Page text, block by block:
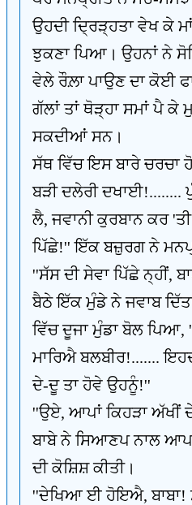
ਉਹਦੀ ਦ੍ਰਿੜ੍ਹਤਾ ਵੇਖ ਕੇ
ਝੁਕਣਾ ਪਿਆ। ਉਹਨਾਂ ਨੇ
ਵੇਲੇ ਰੌਲ਼ਾ ਪਾਉਣ ਦਾ ਕੋਈ
ਗੱਲਾਂ ਤਾਂ ਥੋੜ੍ਹਾ ਸਮਾਂ ਪੈ ਕੇ
ਸਕਦੀਆਂ ਸਨ।
ਸੱਥ ਵਿੱਚ ਇਸ ਬਾਰੇ ਚਰਚਾ
ਬੜੀ ਦਲੇਰੀ
ਲੈ, ਜਵਾਨੀ ਕੁਰਬਾਨ ਕਰ
ਪਿੱਛੇ!'' ਇੱਕ ਬਜ਼ੁਰਗ ਨੇ
''ਸੱਸ ਦੀ ਸੇਵਾ ਪਿੱਛੇ ਨ੍ਹੀਂ,
ਬੈਠੇ ਇੱਕ ਮੁੰਡੇ ਨੇ ਜਵਾਬ
ਵਿੱਚ ਦੂਜਾ ਮੁੰਡਾ ਬੋਲ
ਮਾਰਿਐ ਬਲਬੀਰ!.......
ਦੇ-ਦੂ ਤਾ ਹੋਵੇ ਉਹਨੂੰ!''
''ਉਏ, ਆਪਾਂ ਕਿਹੜਾ ਅੱਖੀਂ
ਬਾਬੇ ਨੇ ਸਿਆਣਪ ਨਾਲ
ਦੀ ਕੋਸ਼ਿਸ਼ ਕੀਤੀ।
''ਦੇਖਿਆ ਈ ਹੋਇਐ, ਬਾਬਾ!